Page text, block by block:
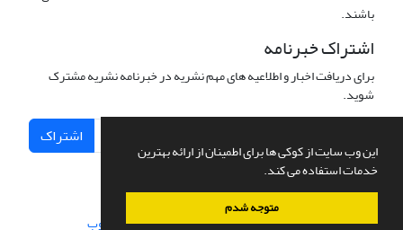
این وب سایت از کوکی ها برای اطمینان از ارائه بهترین
خدمات استفاده می کند.
متوجه شدم
باشند.
اشتراک خبرنامه
برای دریافت اخبار و اطلاعیه های مهم نشریه در خبرنامه نشریه مشترک
شوید.
اشتراک
سامانه مدیریت نشریات علمی.طراحی و پیاده سازی از سیناوب